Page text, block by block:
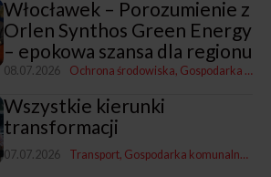
Włocławek – Porozumienie z
Orlen Synthos Green Energy
– epokowa szansa dla regionu
08.07.2026 Ochrona środowiska Gospodarka komunalna
Wszystkie kierunki
transformacji
07.07.2026 Transport Gospodarka komunalna